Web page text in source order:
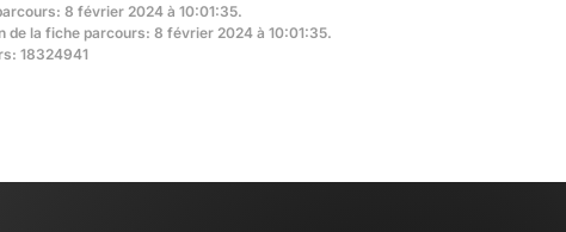
8 février 2024 à 10:01:35.
de la fiche parcours: 8 février 2024 à 10:01:35.
18324941